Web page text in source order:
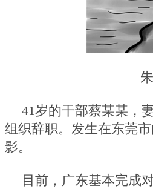
41岁的干部蔡某某，
组织辞职。发生在东莞
影。
目前，广东基本完成